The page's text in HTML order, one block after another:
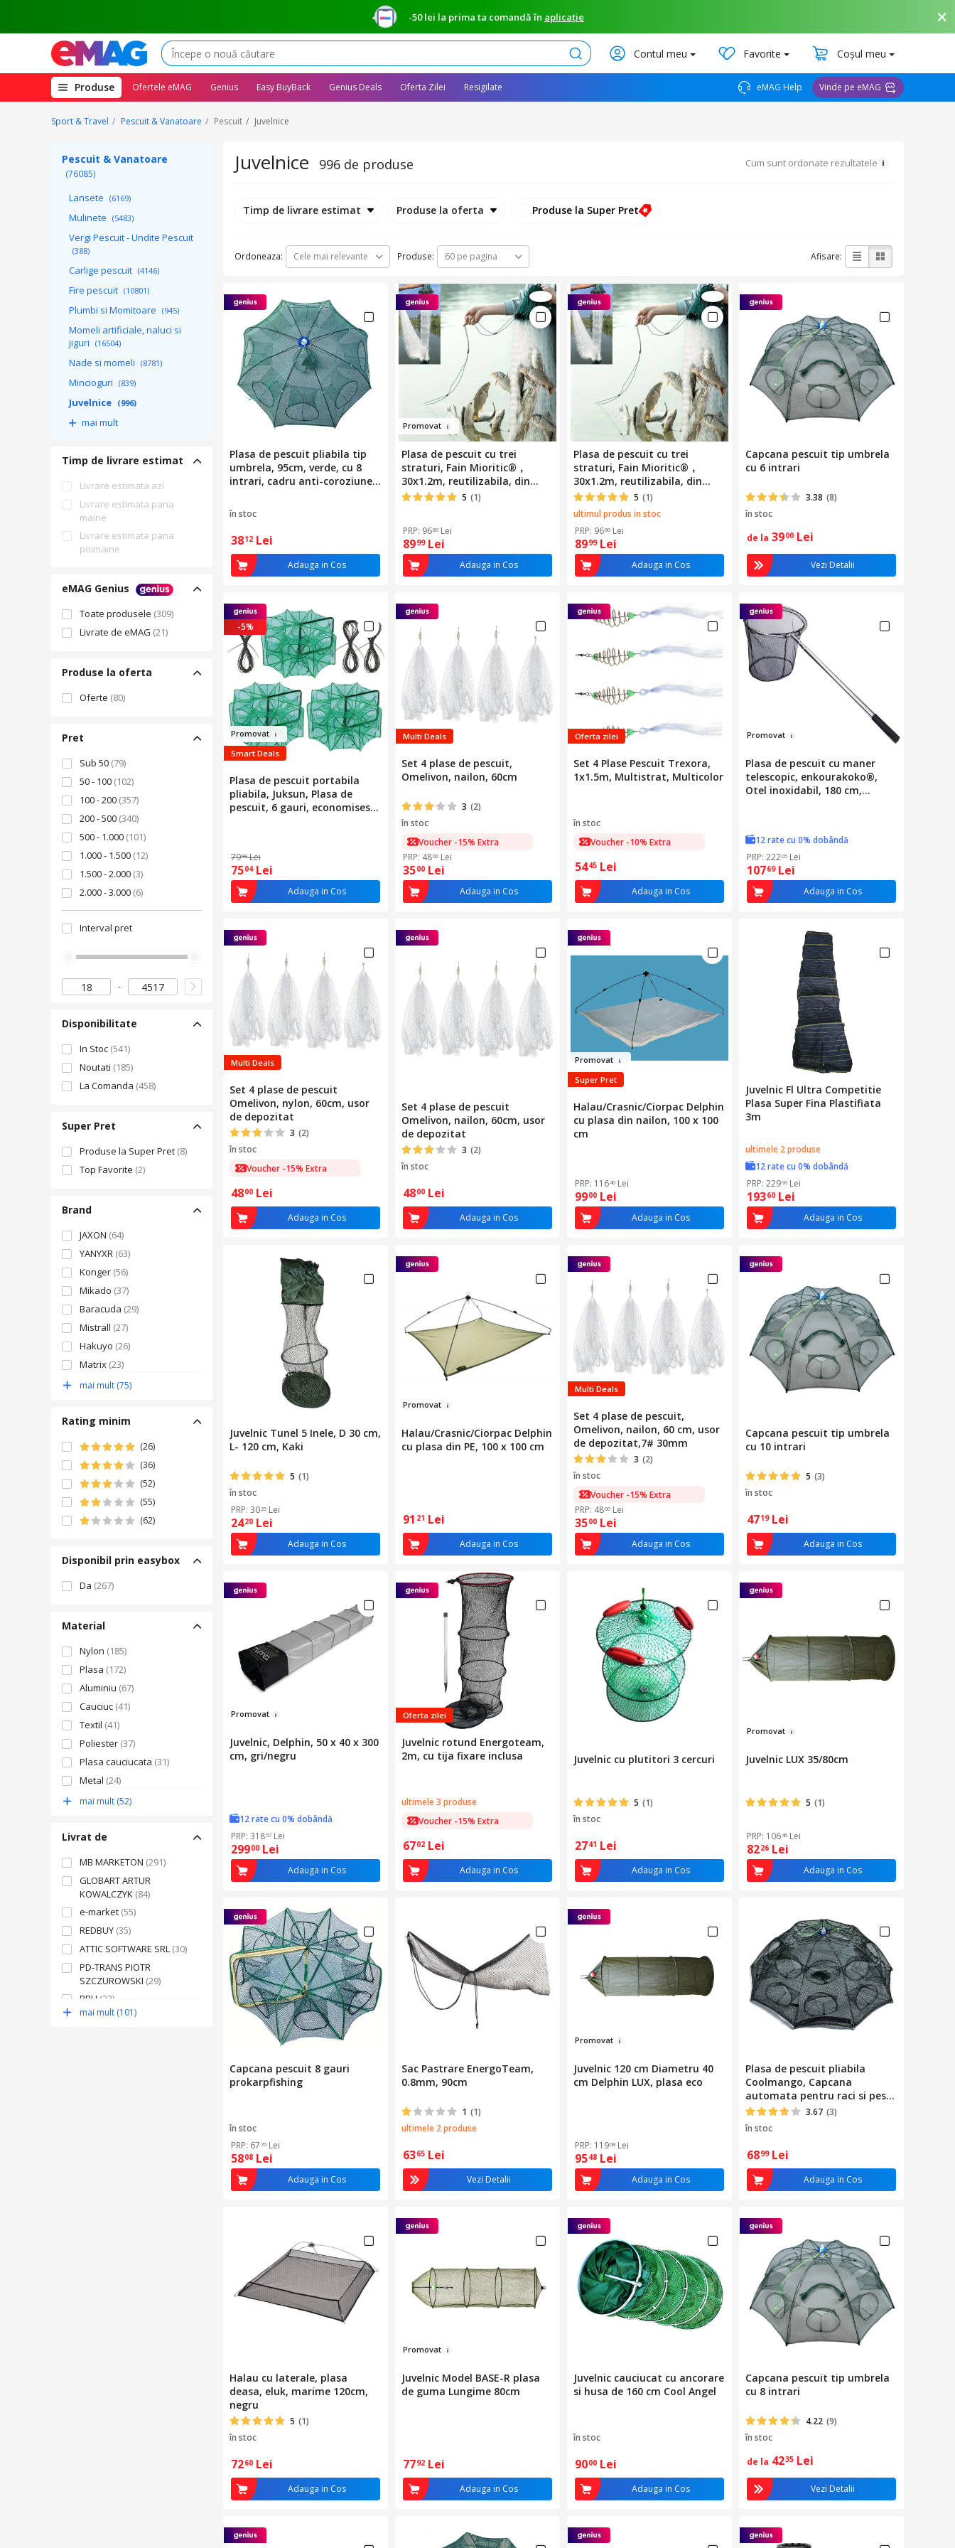
-50 lei la prima ta comandă în aplicație
Caută Contul meu Favorite Coșul meu
Produse(deschide
megameniul)
Ofertele eMAG Genius Easy BuyBack Genius Deals Oferta Zilei Resigilate eMAG Help Vinde pe eMAG
Sport & Travel Pescuit & Vanatoare Pescuit Juvelnice
Pescuit & Vanatoare
(76085)
Lansete (6169)
Mulinete (5483)
Vergi Pescuit - Undite Pescuit
(388)
Carlige pescuit (4146)
Fire pescuit (10801)
Plumbi si Momitoare (945)
Momeli artificiale, naluci si
jiguri (16504)
Nade si momeli (8781)
Mincioguri (839)
Juvelnice (996)
mai mult
Timp de livrare estimat
Livrare estimata azi
Livrare estimata pana
maine
Livrare estimata pana
poimaine
eMAG Genius
Toate produsele (309)
Livrate de eMAG (21)
Produse la oferta
Oferte (80)
Pret
Sub 50 (79)
50 - 100 (102)
100 - 200 (357)
200 - 500 (340)
500 - 1.000 (101)
1.000 - 1.500 (12)
1.500 - 2.000 (3)
2.000 - 3.000 (6)
4.000 - 5.000(1)
Interval pret
Disponibilitate
In Stoc (541)
Noutati (185)
La Comanda (458)
Super Pret
Produse la Super Pret (8)
Top Favorite (2)
Brand
JAXON (64)
YANYXR (63)
Konger (56)
Mikado (37)
Baracuda (29)
Mistrall (27)
Hakuyo (26)
Matrix (23)
Sensas (20)
mai mult (75)
Rating minim
(26)
(36)
(52)
(55)
(62)
Disponibil prin easybox
Da (267)
Material
Nylon (185)
Plasa (172)
Aluminiu (67)
Cauciuc (41)
Textil (41)
Poliester (37)
Plasa cauciucata (31)
Metal (24)
Plastic(22)
Otel inoxidabil
Plasa eco(14)
Fibre sintetice
mai mult (52)
Livrat de
MB MARKETON (291)
GLOBART ARTUR
KOWALCZYK (84)
e-market (55)
REDBUY (35)
ATTIC SOFTWARE SRL (30)
PD‑TRANS PIOTR
SZCZUROWSKI (29)
RBU (23)
BUDMAR MARCIN
mai mult (101)
Juvelnice 996 de produse Cum sunt ordonate rezultatele
Timp de livrare estimat Produse la oferta Produse la Super Pret
Ordoneaza: Cele mai relevante Produse: 60 pe pagina Afisare:
Plasa de pescuit pliabila tip
umbrela, 95cm, verde, cu 8
intrari, cadru anti-coroziune,
în stoc
3812 Lei
Adauga in Cos
Promovat
Plasa de pescuit cu trei
straturi, Fain Mioritic®，
30x1.2m, reutilizabila, din
nailon durabil
5 (1)
PRP: 9680 Lei
8999 Lei
Adauga in Cos
Plasa de pescuit cu trei
straturi, Fain Mioritic®，
30x1.2m, reutilizabila, din
nailon durabil
5 (1)
ultimul produs in stoc
PRP: 9680 Lei
8999 Lei
Adauga in Cos
Capcana pescuit tip umbrela
cu 6 intrari
3.38 (8)
în stoc
de la 3900 Lei
Vezi Detalii
-5%
Promovat
Smart Deals
Plasa de pescuit portabila
pliabila, Juksun, Plasa de
pescuit, 6 gauri, economiseste
25x60cm, Verde
7900 Lei
7504 Lei
Adauga in Cos
Multi Deals
Set 4 plase de pescuit,
Omelivon, nailon, 60cm
3 (2)
în stoc
Voucher -15% Extra
PRP: 4800 Lei
3500 Lei
Adauga in Cos
Oferta zilei
Set 4 Plase Pescuit Trexora,
1x1.5m, Multistrat, Multicolor
în stoc
Voucher -10% Extra
5445 Lei
Adauga in Cos
Promovat
Plasa de pescuit cu maner
telescopic, enkourakoko®,
Otel inoxidabil, 180 cm,
12 rate cu 0% dobândă
PRP: 22205 Lei
10769 Lei
Adauga in Cos
Multi Deals
Set 4 plase de pescuit
Omelivon, nylon, 60cm, usor
de depozitat
3 (2)
în stoc
Voucher -15% Extra
4800 Lei
Adauga in Cos
Set 4 plase de pescuit
Omelivon, nailon, 60cm, usor
de depozitat
3 (2)
în stoc
4800 Lei
Adauga in Cos
Promovat
Super Pret
Halau/Crasnic/Ciorpac Delphin
cu plasa din nailon, 100 x 100
cm
PRP: 11640 Lei
9900 Lei
Adauga in Cos
Juvelnic Fl Ultra Competitie
Plasa Super Fina Plastifiata
3m
ultimele 2 produse
12 rate cu 0% dobândă
PRP: 22990 Lei
19360 Lei
Adauga in Cos
Juvelnic Tunel 5 Inele, D 30 cm,
L- 120 cm, Kaki
5 (1)
în stoc
PRP: 3025 Lei
2420 Lei
Adauga in Cos
Promovat
Halau/Crasnic/Ciorpac Delphin
cu plasa din PE, 100 x 100 cm
91 21 Lei
Adauga in Cos
Multi Deals
Set 4 plase de pescuit,
Omelivon, nailon, 60 cm, usor
de depozitat,7# 30mm
3 (2)
în stoc
Voucher -15% Extra
PRP: 4800 Lei
3500 Lei
Adauga in Cos
Capcana pescuit tip umbrela
cu 10 intrari
5 (3)
în stoc
4719 Lei
Adauga in Cos
Promovat
Juvelnic, Delphin, 50 x 40 x 300
cm, gri/negru
12 rate cu 0% dobândă
PRP: 31857 Lei
29900 Lei
Adauga in Cos
Oferta zilei
Juvelnic rotund Energoteam,
2m, cu tija fixare inclusa
ultimele 3 produse
Voucher -15% Extra
6702 Lei
Adauga in Cos
Juvelnic cu plutitori 3 cercuri
5 (1)
în stoc
2741 Lei
Adauga in Cos
Promovat
Juvelnic LUX 35/80cm
5 (1)
PRP: 10646 Lei
8226 Lei
Adauga in Cos
Capcana pescuit 8 gauri
prokarpfishing
în stoc
PRP: 67 76 Lei
5808 Lei
Adauga in Cos
Sac Pastrare EnergoTeam,
0.8mm, 90cm
1 (1)
ultimele 2 produse
6365 Lei
Vezi Detalii
Promovat
Juvelnic 120 cm Diametru 40
cm Delphin LUX, plasa eco
PRP: 11968 Lei
9548 Lei
Adauga in Cos
Plasa de pescuit pliabila
Coolmango, Capcana
automata pentru raci si pesti,
Forma umbrela, 20 gauri, 90 x
32 cm, Negru
3.67 (3)
în stoc
6899 Lei
Adauga in Cos
Halau cu laterale, plasa
deasa, eluk, marime 120cm,
negru
5 (1)
în stoc
7260 Lei
Adauga in Cos
Promovat
Juvelnic Model BASE-R plasa
de guma Lungime 80cm
7792 Lei
Adauga in Cos
Juvelnic cauciucat cu ancorare
si husa de 160 cm Cool Angel
în stoc
9000 Lei
Adauga in Cos
Capcana pescuit tip umbrela
cu 8 intrari
4.22 (9)
în stoc
de la 4235 Lei
Vezi Detalii